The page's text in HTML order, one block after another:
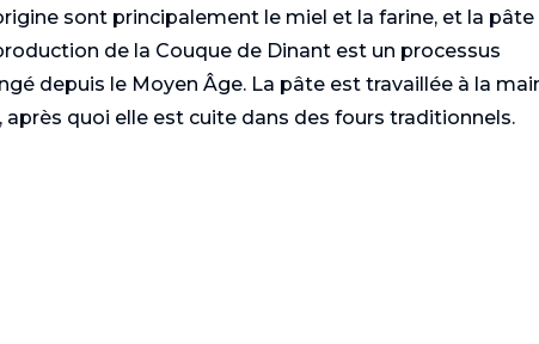
sont principalement le miel et la farine, et la
de la Couque de Dinant est un processus
depuis le Moyen Âge. La pâte est travaillée à la
quoi elle est cuite dans des fours traditionnels.